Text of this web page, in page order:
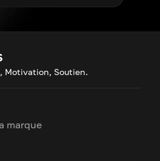
Motivation, Soutien.
marque